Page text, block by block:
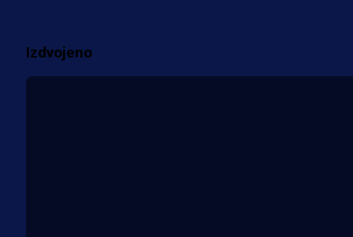
Više vijesti
Izdvojeno